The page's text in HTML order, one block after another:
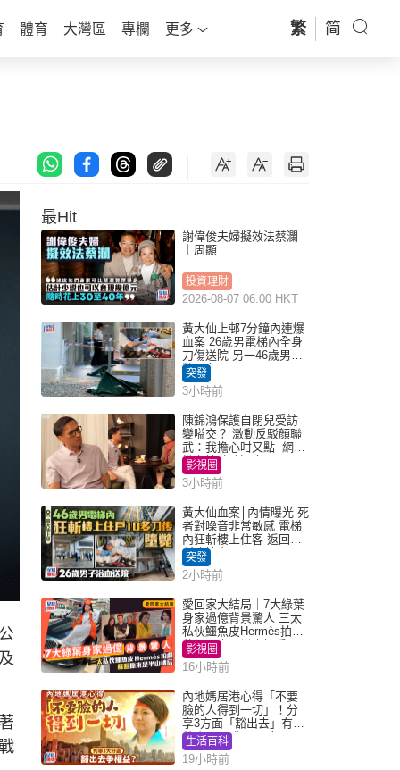
體育 大灣區 專欄 更多 繁 简
最Hit
謝偉俊夫婦擬效法蔡瀾
｜周顯
投資理財
2026-08-07 06:00 HKT
黃大仙上邨7分鐘內連爆
血案 26歲男電梯內全身
刀傷送院 另一46歲男倒
斃平台
突發
3小時前
陳錦鴻保護自閉兒受訪
變嗌交？ 激動反駁顏聯
武：我擔心咁又點 網民
批主持咄咄逼人
影視圈
3小時前
黃大仙血案│內情曝光 死
者對噪音非常敏感 電梯
內狂斬樓上住客 返回住
所墮樓亡
突發
2小時前
愛回家大結局｜7大綠葉
身家過億背景驚人 三太
私伙鱷魚皮Hermès拍劇
蘇姐原來是半山樓后
影視圈
16小時前
內地媽居港心得「不要
臉的人得到一切」！分
享3方面「豁出去」有著
數 網民：你好厲害
生活百科
19小時前